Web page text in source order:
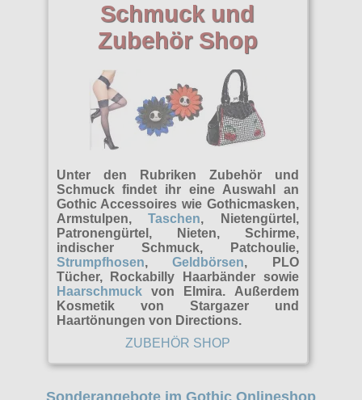
Schmuck und
Zubehör Shop
Unter den Rubriken Zubehör und
Schmuck findet ihr eine Auswahl an
Gothic Accessoires wie Gothicmasken,
Armstulpen,Taschen, Nietengürtel,
Patronengürtel, Nieten, Schirme,
indischer Schmuck, Patchoulie,
Strumpfhosen,Geldbörsen, PLO
Tücher, Rockabilly Haarbänder sowie
Haarschmuckvon Elmira. Außerdem
Kosmetik von Stargazer und
Haartönungen von Directions.
ZUBEHÖR SHOP